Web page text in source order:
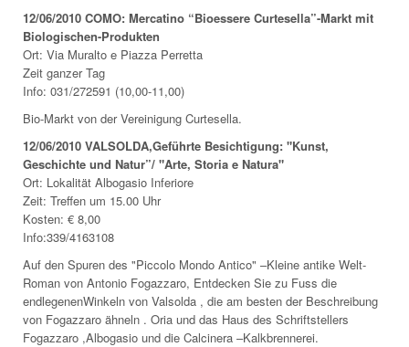
12/06/2010 COMO: Mercatino “Bioessere Curtesella”-Markt mit
Biologischen-Produkten
Ort: Via Muralto e Piazza Perretta
Zeit ganzer Tag
Info: 031/272591 (10,00-11,00)
Bio-Markt von der Vereinigung Curtesella.
12/06/2010 VALSOLDA,Geführte Besichtigung: "Kunst,
Geschichte und Natur”/ "Arte, Storia e Natura"
Ort: Lokalität Albogasio Inferiore
Zeit: Treffen um 15.00 Uhr
Kosten: € 8,00
Info:339/4163108
Auf den Spuren des "Piccolo Mondo Antico" –Kleine antike Welt-
Roman von Antonio Fogazzaro, Entdecken Sie zu Fuss die
endlegenenWinkeln von Valsolda , die am besten der Beschreibung
von Fogazzaro ähneln . Oria und das Haus des Schriftstellers
Fogazzaro ,Albogasio und die Calcinera –Kalkbrennerei.